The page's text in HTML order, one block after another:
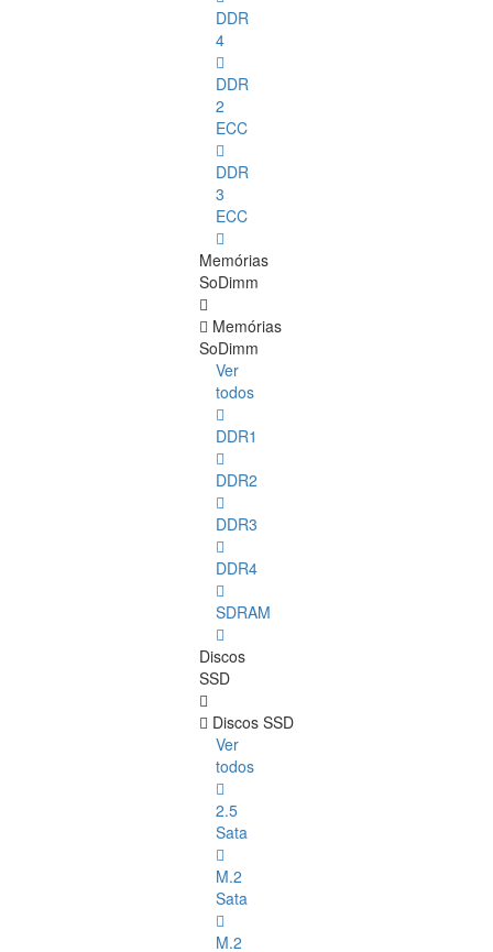
DDR
4
DDR
2
ECC
DDR
3
ECC
Memórias
SoDimm
Memórias
SoDimm
Ver
todos
DDR1
DDR2
DDR3
DDR4
SDRAM
Discos
SSD
Discos SSD
Ver
todos
2.5
Sata
M.2
Sata
M.2